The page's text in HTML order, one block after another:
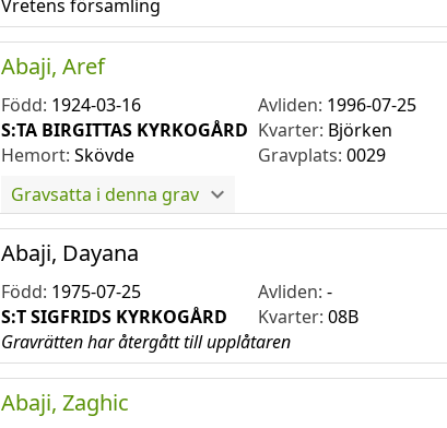
Vretens församling
Abaji, Aref
Född: 1924-03-16 Avliden: 1996-07-25
S:TA BIRGITTAS KYRKOGÅRD Kvarter: Björken
Hemort: Skövde Gravplats:0029
Gravsatta i denna grav
Abaji, Dayana
Född: 1975-07-25 Avliden:-
S:T SIGFRIDS KYRKOGÅRD
Kvarter:08B
Gravrätten har återgått till upplåtaren
Abaji, Zaghic